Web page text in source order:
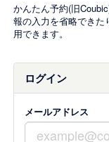
かんたん予約(旧
報の入力を省略できた
用できます。
ログイン
メールアドレス